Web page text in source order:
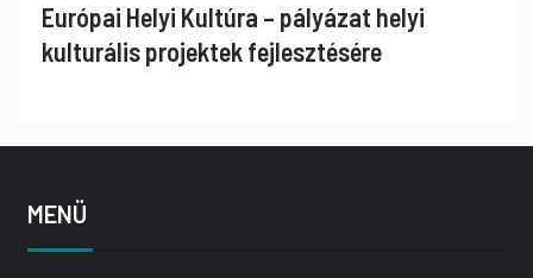
Európai Helyi Kultúra – pályázat helyi
kulturális projektek fejlesztésére
MENÜ